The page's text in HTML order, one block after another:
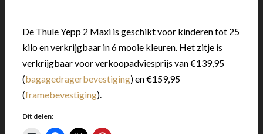
De Thule Yepp 2 Maxi is geschikt voor kinderen tot 25
kilo en verkrijgbaar in 6 mooie kleuren. Het zitje is
verkrijgbaar voor verkoopadviesprijs van €139,95
(bagagedragerbevestiging) en €159,95
(framebevestiging).
Dit delen: